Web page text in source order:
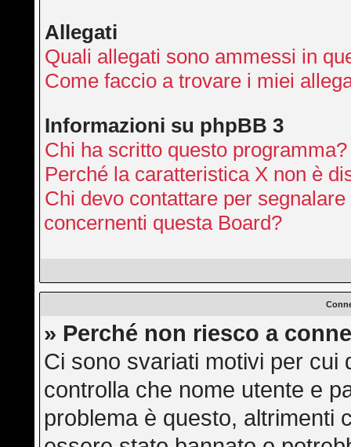
Allegati
Quali allegati sono ammessi in
Come faccio a trovare i miei
Informazioni su phpBB 3
Chi ha scritto questo programma?
Perché la caratteristica X non è
Chi devo contattare per
concernenti questa Board?
» Perché non riesco a
Ci sono svariati motivi per
controlla che nome utente e
problema è questo, altrimenti